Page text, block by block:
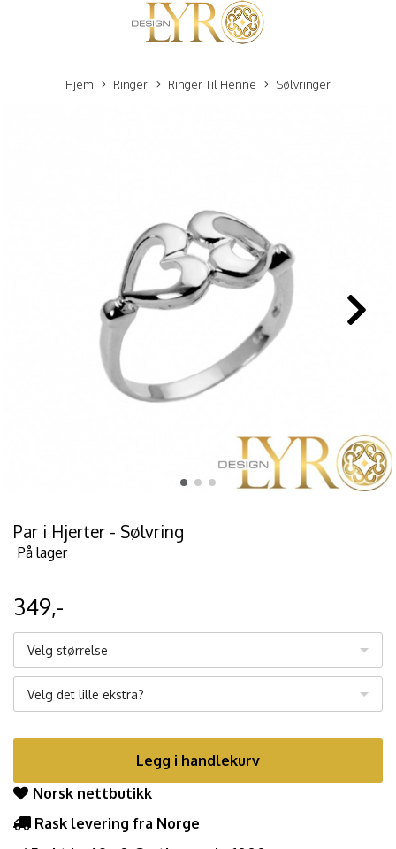
Hjem Ringer Ringer Til Henne Sølvringer
Par i Hjerter - Sølvring
På lager
349,-
Velg størrelse
Velg det lille ekstra?
Legg i handlekurv
Norsk nettbutikk
Rask levering fra Norge